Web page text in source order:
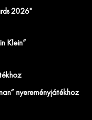
2026"
Klein”
nyereményjátékhoz